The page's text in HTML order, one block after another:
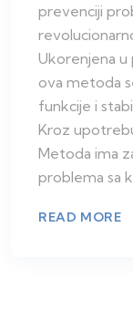
prevenciji
Ukorenjena u
ova metoda
funkcije i
Kroz
Metoda ima
problema sa
READ MORE